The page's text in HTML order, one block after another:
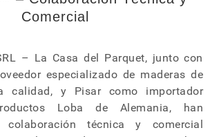
Comercial
– La Casa del Parquet, junto con
especializado de maderas de
calidad, y Pisar como importador
Loba de Alemania, han
colaboración técnica y comercial